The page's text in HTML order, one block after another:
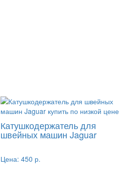
Катушкодержатель для
швейных машин Jaguar
Цена: 450 р.